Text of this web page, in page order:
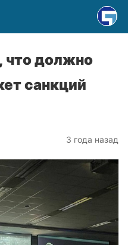
что должно
санкций
3 года назад